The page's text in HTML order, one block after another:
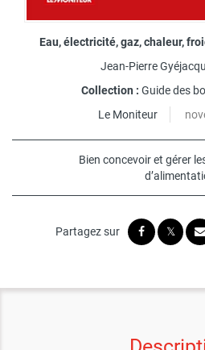
Eau, électricité, gaz, chaleur,
Jean-Pierre
Collection : Guide des
Le Moniteur
Bien concevoir et gérer